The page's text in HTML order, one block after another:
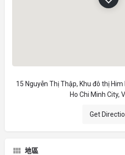
15 Nguyễn Thị Thập, Khu đô thị
Ho Chi Minh City,
Get
地區